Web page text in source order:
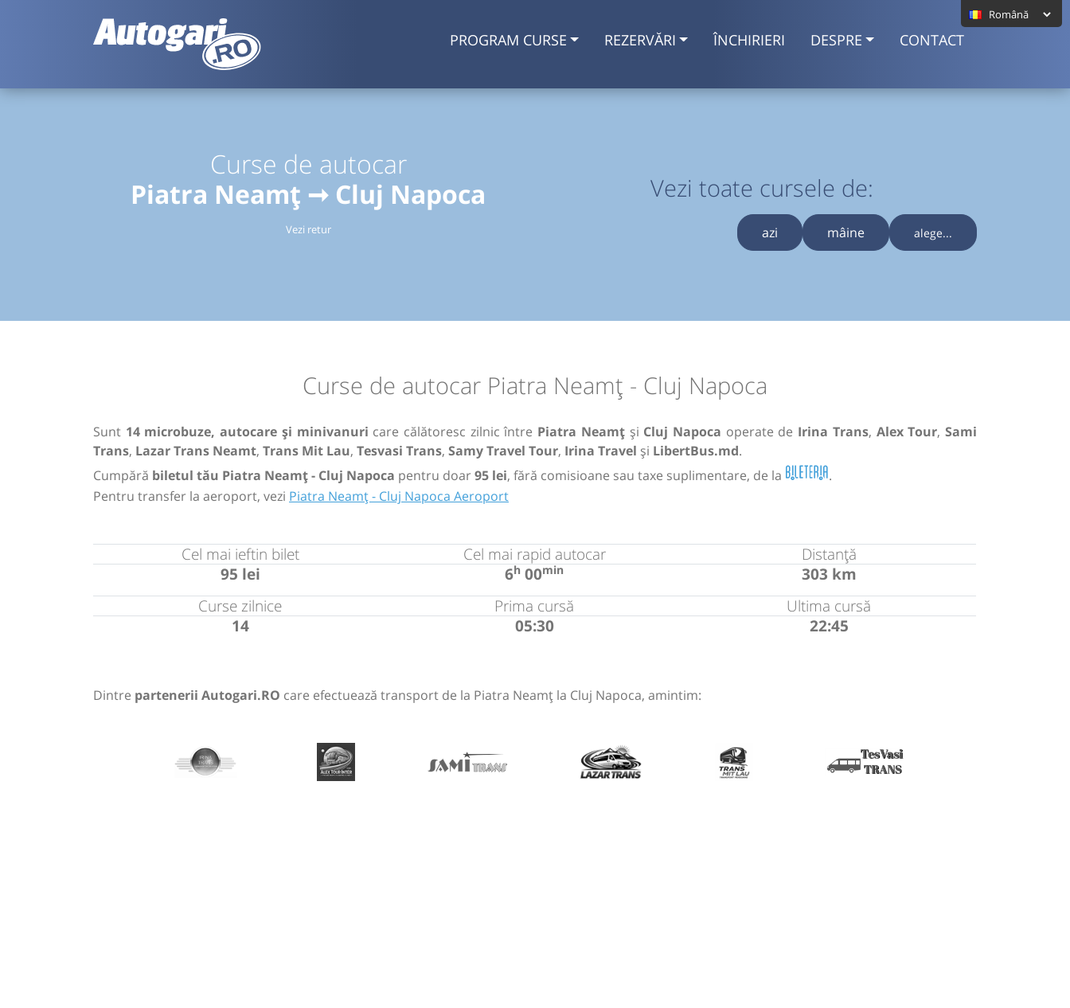
PROGRAM CURSE REZERVĂRI ÎNCHIRIERI DESPRE CONTACT
Curse de autocar
Piatra Neamț ➞ Cluj Napoca
Vezi retur
Vezi toate cursele de:
azi mâine alege...
Curse de autocar Piatra Neamț - Cluj Napoca
Sunt 14 microbuze, autocare și minivanuri care călătoresc zilnic între Piatra Neamțși Cluj Napoca operate de Irina Trans, Alex Tour,Sami
Trans, Lazar Trans Neamt, Trans Mit Lau, Tesvasi Trans, Samy Travel Tour, Irina Travel și LibertBus.md.
Cumpără biletul tău Piatra Neamț - Cluj Napoca pentru doar95 lei, fără comisioane sau taxe suplimentare, de la
.
Pentru transfer la aeroport, vezi Piatra Neamț - Cluj Napoca Aeroport
Cel mai ieftin bilet
95 lei
Cel mai rapid autocar
6h 00min
Distanță
303 km
Curse zilnice
14
Prima cursă
05:30
Ultima cursă
22:45
Dintre partenerii Autogari.RO care efectuează transport de la Piatra Neamț la Cluj Napoca, amintim: